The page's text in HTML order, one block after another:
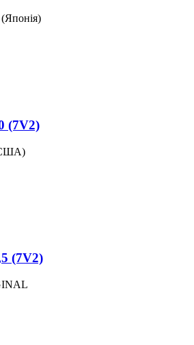
(7V2)
(7V2)